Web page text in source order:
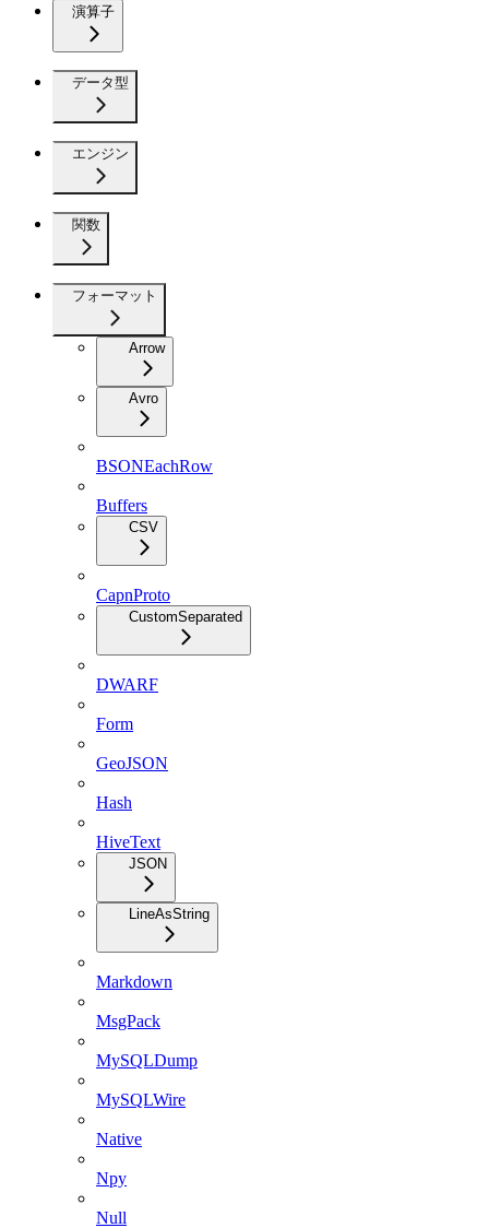
演算子
データ型
エンジン
関数
フォーマット
Arrow
Avro
BSONEachRow
Buffers
CSV
CapnProto
CustomSeparated
DWARF
Form
GeoJSON
Hash
HiveText
JSON
LineAsString
Markdown
MsgPack
MySQLDump
MySQLWire
Native
Npy
Null